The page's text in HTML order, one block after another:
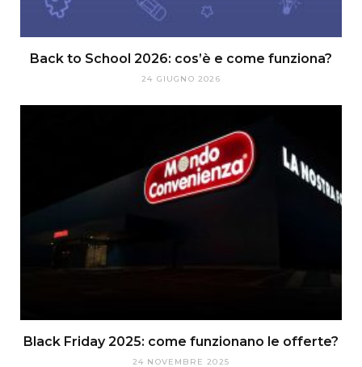
Back to School 2026: cos’è e come funziona?
24 GIUGNO 2026
Black Friday 2025: come funzionano le offerte?
24 NOVEMBRE 2025